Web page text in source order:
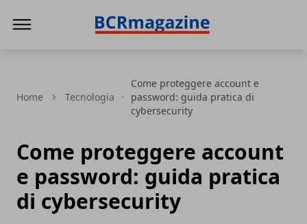
Home Tecnologia
Come proteggere account e
password: guida pratica di
cybersecurity
Come proteggere account
e password: guida pratica
di cybersecurity